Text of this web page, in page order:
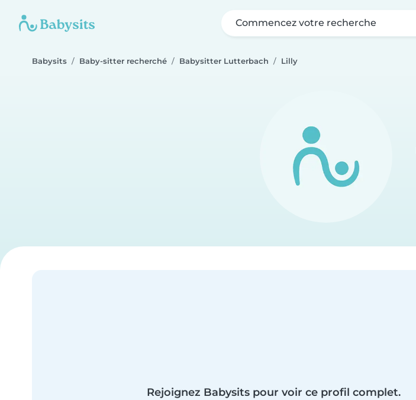
Commencez votre recherche
Babysits Baby-sitter recherché Babysitter Lutterbach Lilly
Rejoignez Babysits pour voir ce profil complet.